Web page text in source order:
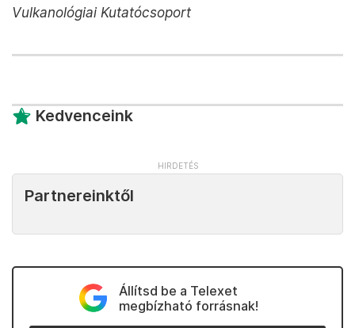
Vulkanológiai Kutatócsoport
Kedvenceink
Partnereinktől
Állítsd be a Telexet
megbízható forrásnak!